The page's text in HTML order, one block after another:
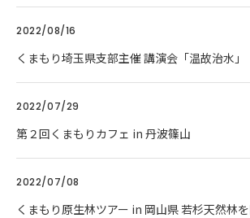
2022/08/16
くまもり埼玉県支部主催 講演会「温故治水」
2022/07/29
第２回くまもりカフェ in 丹波篠山
2022/07/08
くまもり原生林ツアー in 岡山県 若杉天然林